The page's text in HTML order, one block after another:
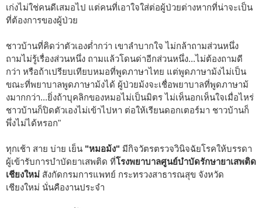
เก่งไม่ใช่คนดีเสมอไป แต่คนที่เอาใจใส่ต่อผู้ป่วยต่างหากที่น่าจะเป็น
ที่ต้องการของผู้ป่วย
ชาวบ้านที่คิดว่าตัวเองต่ำกว่า เขาลำบากใจ ไม่กล้าถามส่วนหนึ่ง
ถามไม่รู้เรื่องส่วนหนึ่ง ถามแล้วโดนด่าอีกส่วนหนึ่ง...ไม่ต้องถามดี
กว่า หรือถ้าเปรียบเทียบหมอที่พูดภาษาไทย แต่พูดภาษาม้งไม่เป็น
ขณะที่พยาบาลพูดภาษาม้งได้ ผู้ป่วยม้งจะเชื่อพยาบาลที่พูดภาษาม้
งมากกว่า...ยิ่งถ้าบุคลิกของหมอไม่เป็นมิตร ไม่เห็นอกเห็นใจเมื่อไหร่
ชาวบ้านก็ปิดตัวเองไม่เข้าไปหา ต่อให้เรียนดอกเตอร์มา ชาวบ้านก็
พึ่งไม่ได้หรอก"
ทุกเช้า สาย บ่าย เย็น "หมอม้ง" มีกิจวัตรตรวจวินิจฉัยโรคให้บรรดา
ผู้เข้ารับการบำบัดยาเสพติด ที่โรงพยาบาลศูนย์บำบัดรักษายาเสพติด
เชียงใหม่ สังกัดกรมการแพทย์ กระทรวงสาธารณสุข จังหวัด
เชียงใหม่ นั่นคืองานประจำ